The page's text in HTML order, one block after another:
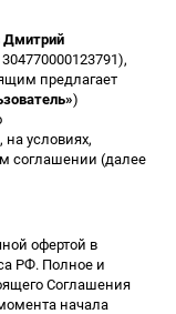
Дмитрий
предлагает
)
на условиях,
соглашении (далее
офертой в
РФ. Полное и
Соглашения
начала